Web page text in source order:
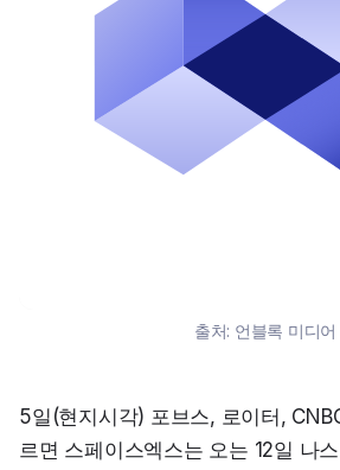
출처: 언블록 미디어
5일(현지시각) 포브스, 로이터,
르면 스페이스엑스는 오는 12일 나